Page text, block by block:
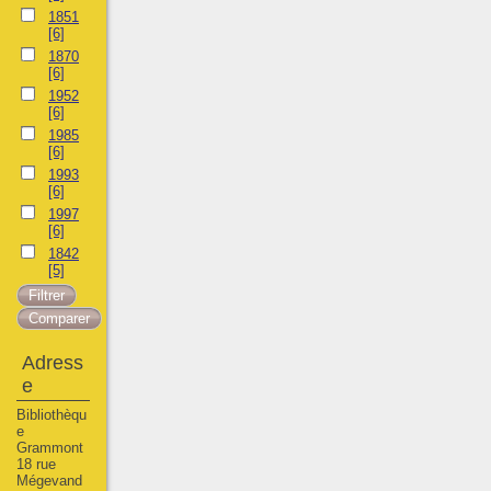
1851
[6]
1870
[6]
1952
[6]
1985
[6]
1993
[6]
1997
[6]
1842
[5]
Adress
e
Bibliothèqu
e
Grammont
18 rue
Mégevand